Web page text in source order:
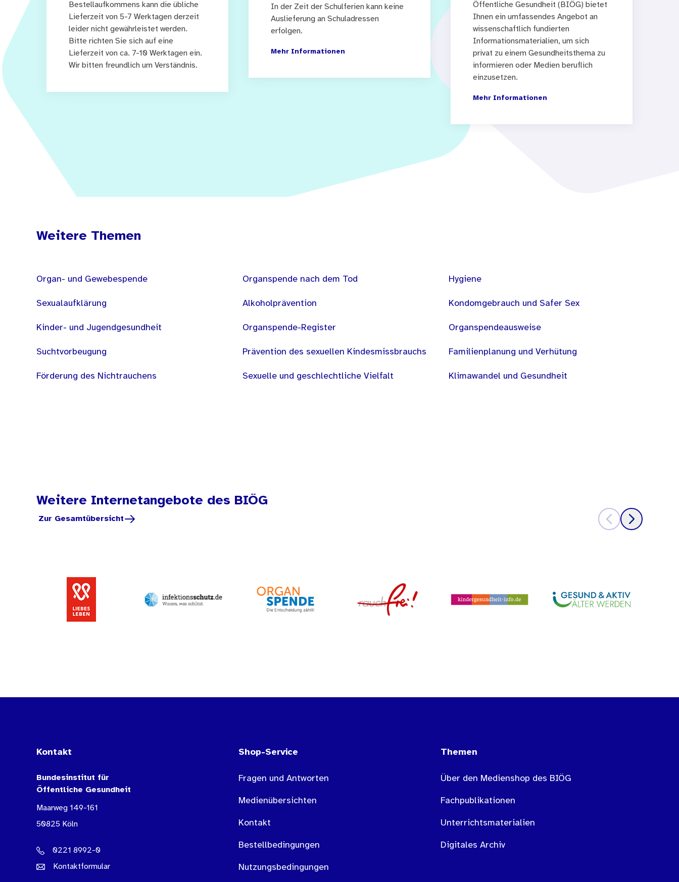
Bestellaufkommens kann die übliche
Lieferzeit von 5-7 Werktagen derzeit
leider nicht gewährleistet werden.
Bitte richten Sie sich auf eine
Lieferzeit von ca. 7-10 Werktagen ein.
Wir bitten freundlich um Verständnis.
In der Zeit der Schulferien kann keine
Auslieferung an Schuladressen
erfolgen.
Mehr Informationen
Öffentliche Gesundheit (BIÖG) bietet
Ihnen ein umfassendes Angebot an
wissenschaftlich fundierten
Informationsmaterialien, um sich
privat zu einem Gesundheitsthema zu
informieren oder Medien beruflich
einzusetzen.
Mehr Informationen
Weitere Themen
Organ- und Gewebespende
Sexualaufklärung
Kinder- und Jugendgesundheit
Suchtvorbeugung
Förderung des Nichtrauchens
Organspende nach dem Tod
Alkoholprävention
Organspende-Register
Prävention des sexuellen Kindesmissbrauchs
Sexuelle und geschlechtliche Vielfalt
Hygiene
Kondomgebrauch und Safer Sex
Organspendeausweise
Familienplanung und Verhütung
Klimawandel und Gesundheit
Weitere Internetangebote des BIÖG
Zur Gesamtübersicht
Kontakt
Bundesinstitut für
Öffentliche Gesundheit
Maarweg 149-161
50825 Köln
0221 8992-0
Kontaktformular
Shop-Service
Fragen und Antworten
Medienübersichten
Kontakt
Bestellbedingungen
Nutzungsbedingungen
Themen
Über den Medienshop des BIÖG
Fachpublikationen
Unterrichtsmaterialien
Digitales Archiv